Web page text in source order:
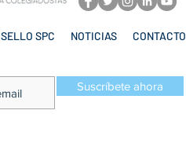
SELLO SPC NOTICIAS CONTACTO
Suscríbete ahora